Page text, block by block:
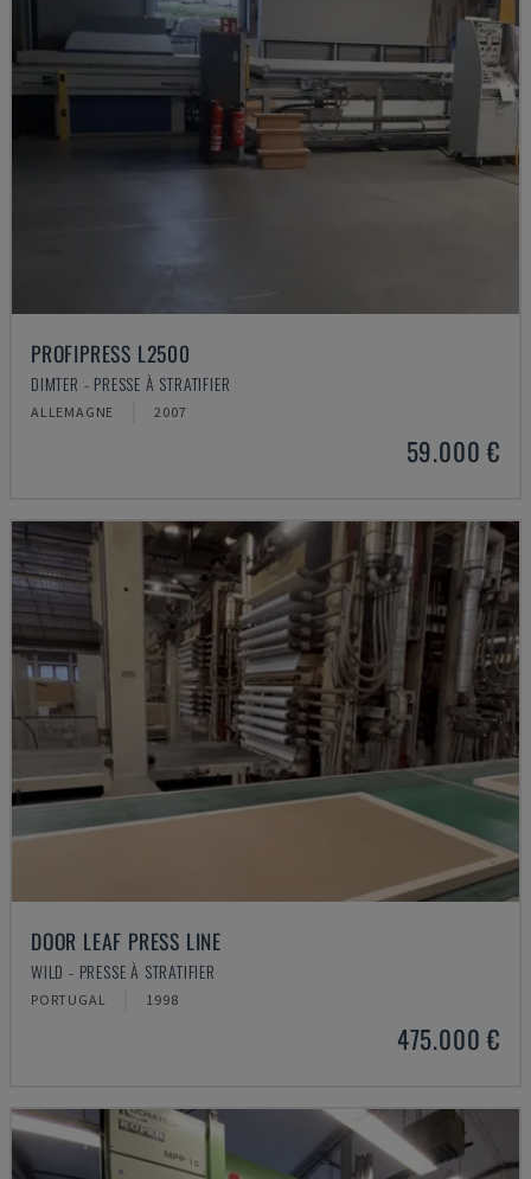
PROFIPRESS L2500
DIMTER - PRESSE À STRATIFIER
ALLEMAGNE 2007
59.000 €
DOOR LEAF PRESS LINE
WILD - PRESSE À STRATIFIER
PORTUGAL 1998
475.000 €